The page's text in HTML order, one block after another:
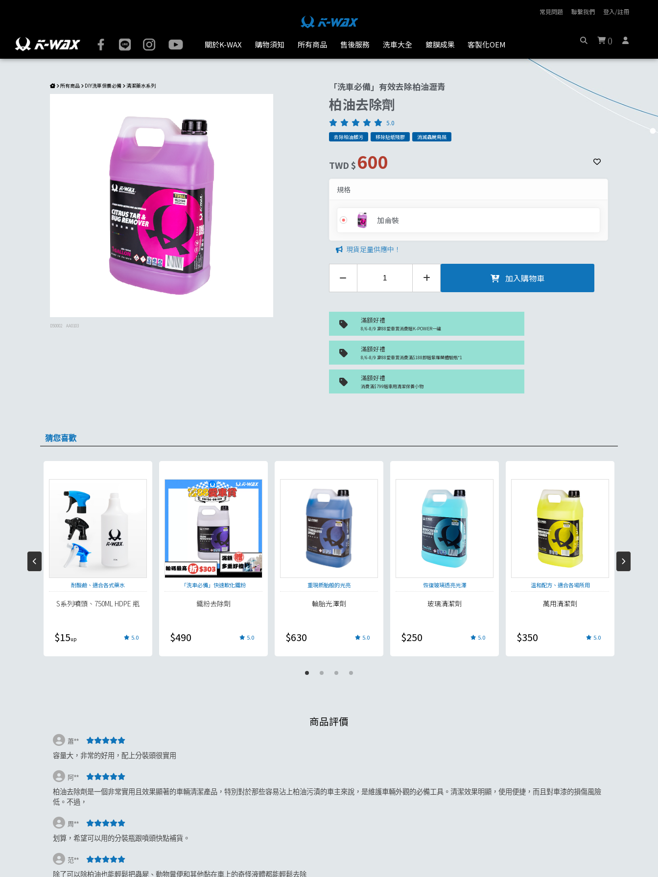
常見問題 聯繫我們 登入/註冊
()
關於K-WAX 購物須知 所有商品 售後服務 洗車大全 鍍膜成果 客製化OEM
所有商品 DIY洗車保養必備 清潔藥水系列
D50002 AA0103
「洗車必備」有效去除柏油瀝青
柏油去除劑
5.0
去除柏油髒污 移除貼紙殘膠 消滅蟲屍鳥屎
TWD $600
規格
加侖裝
現貨足量供應中！
加入購物車
滿額好禮
8/6-8/9 富88愛車賞消費贈K-POWER一罐
滿額好禮
8/6-8/9 富88愛車賞消費滿$188即贈紫羅蘭體驗瓶*1
滿額好禮
消費滿$799贈車用清潔保養小物
猜您喜歡
耐酸鹼、適合各式藥水
S系列噴頭、750ML HDPE 瓶
$15 5.0
「洗車必備」快速軟化鐵粉
鐵粉去除劑
$490 5.0
重現新胎般的光亮
輪胎光澤劑
$630 5.0
恢復玻璃透亮光澤
玻璃清潔劑
$250 5.0
溫和配方、適合各場所用
萬用清潔劑
$350 5.0
商品評價
蕭**
容量大，非常的好用，配上分裝頭很實用
阿**
柏油去除劑是一個非常實用且效果顯著的車輛清潔產品，特別對於那些容易沾上柏油污漬的車主來說，是維護車輛外觀的必備工具。清潔效果明顯，使用便捷，而且對車漆的損傷風險
低。不過，
周**
划算，希望可以用的分裝瓶跟噴頭快點補貨。
范**
除了可以除柏油也能輕鬆把蟲屍、動物糞便和其他黏在車上的奇怪液體都能輕鬆去除